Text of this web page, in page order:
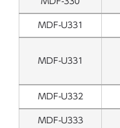
MDF-U331
MDF-U331
MDF-U332
MDF-U333